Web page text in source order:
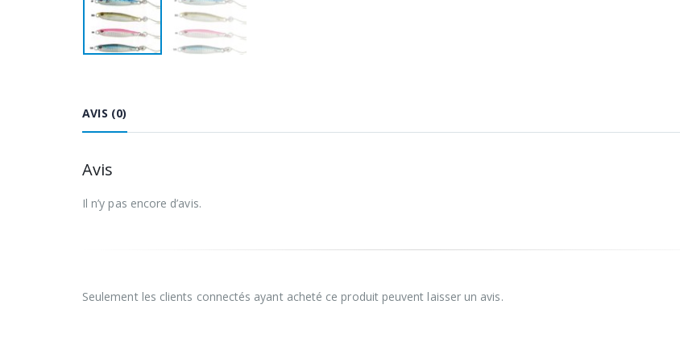
AVIS (0)
Avis
Il n’y pas encore d’avis.
Seulement les clients connectés ayant acheté ce produit peuvent laisser un avis.